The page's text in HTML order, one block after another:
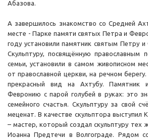
Абазова.
А завершилось знакомство со Средней
месте - Парке памяти святых Петра и
году установили памятник святым Петру
Скульптуру, посвящённую православным
семьи, установили в самом живописном
от православной церкви, на речном
прекрасный вид на Ахтубу. Памятник
Февронию с парой голубей в руках: это
семейного счастья. Скульптуру за свой
меценат. В качестве скульптора выступил
– мастер, который создал скульптуру тех
Иоанна Предтечи в Волгограде. Рядом